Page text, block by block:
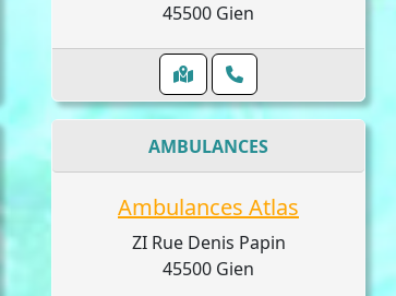
45500 Gien
AMBULANCES
Ambulances Atlas
ZI Rue Denis Papin
45500 Gien